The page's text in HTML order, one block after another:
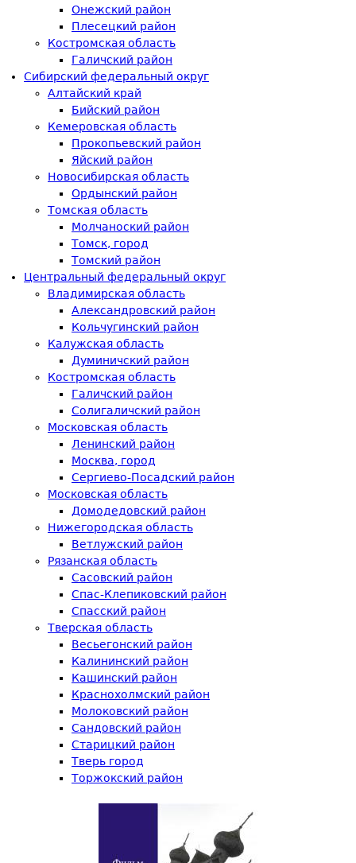
Онежский район
Плесецкий район
Костромская область
Галичский район
Сибирский федеральный округ
Алтайский край
Бийский район
Кемеровская область
Прокопьевский район
Яйский район
Новосибирская область
Ордынский район
Томская область
Молчаноский район
Томск, город
Томский район
Центральный федеральный округ
Владимирская область
Александровский район
Кольчугинский район
Калужская область
Думиничский район
Костромская область
Галичский район
Солигаличский район
Московская область
Ленинский район
Москва, город
Сергиево-Посадский район
Московская область
Домодедовский район
Нижегородская область
Ветлужский район
Рязанская область
Сасовский район
Спас-Клепиковский район
Спасский район
Тверская область
Весьегонский район
Калининский район
Кашинский район
Краснохолмский район
Молоковский район
Сандовский район
Старицкий район
Тверь город
Торжокский район